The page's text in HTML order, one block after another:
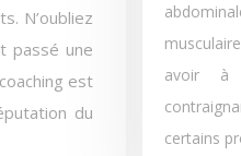
N’oubliez
passé une
est
du
avoir à
certains